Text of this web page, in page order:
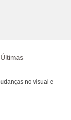
mar, futevôlei e
Últimas
no visual e